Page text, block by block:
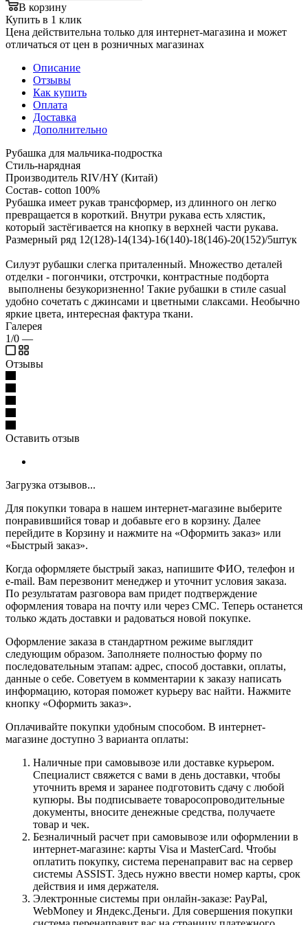
В корзину
Купить в 1 клик
Цена действительна только для интернет-магазина и может
отличаться от цен в розничных магазинах
Описание
Отзывы
Как купить
Оплата
Доставка
Дополнительно
Рубашка для мальчика-подростка
Стиль-нарядная
Производитель RIV/HY (Китай)
Состав- cotton 100%
Рубашка имеет рукав трансформер, из длинного он легко
превращается в короткий. Внутри рукава есть хлястик,
который застёгивается на кнопку в верхней части рукава.
Размерный ряд 12(128)-14(134)-16(140)-18(146)-20(152)/5штук
Силуэт рубашки слегка приталенный. Множество деталей
отделки - погончики, отстрочки, контрастные подборта
выполнены безукоризненно! Такие рубашки в стиле casual
удобно сочетать с джинсами и цветными слаксами. Необычно
яркие цвета, интересная фактура ткани.
Галерея
1/0 —
Отзывы
Оставить отзыв
Загрузка отзывов...
Для покупки товара в нашем интернет-магазине выберите
понравившийся товар и добавьте его в корзину. Далее
перейдите в Корзину и нажмите на «Оформить заказ» или
«Быстрый заказ».
Когда оформляете быстрый заказ, напишите ФИО, телефон и
e-mail. Вам перезвонит менеджер и уточнит условия заказа.
По результатам разговора вам придет подтверждение
оформления товара на почту или через СМС. Теперь останется
только ждать доставки и радоваться новой покупке.
Оформление заказа в стандартном режиме выглядит
следующим образом. Заполняете полностью форму по
последовательным этапам: адрес, способ доставки, оплаты,
данные о себе. Советуем в комментарии к заказу написать
информацию, которая поможет курьеру вас найти. Нажмите
кнопку «Оформить заказ».
Оплачивайте покупки удобным способом. В интернет-
магазине доступно 3 варианта оплаты:
Наличные при самовывозе или доставке курьером.
Специалист свяжется с вами в день доставки, чтобы
уточнить время и заранее подготовить сдачу с любой
купюры. Вы подписываете товаросопроводительные
документы, вносите денежные средства, получаете
товар и чек.
Безналичный расчет при самовывозе или оформлении в
интернет-магазине: карты Visa и MasterCard. Чтобы
оплатить покупку, система перенаправит вас на сервер
системы ASSIST. Здесь нужно ввести номер карты, срок
действия и имя держателя.
Электронные системы при онлайн-заказе: PayPal,
WebMoney и Яндекс.Деньги. Для совершения покупки